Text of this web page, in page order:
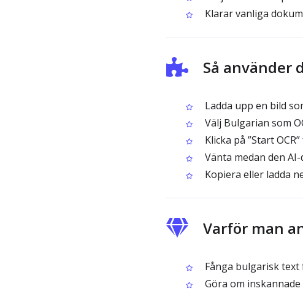
Klarar vanliga
Så använder
Ladda upp en bild
Välj Bulgarian som
Klicka på ”Start
Vänta medan den
Kopiera eller ladda
Varför man
Fånga bulgarisk
Göra om